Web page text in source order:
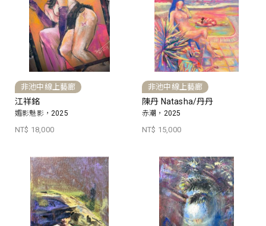
非池中線上藝廊
江祥銘
媚影魅影，2025
NT$ 18,000
非池中線上藝廊
陳丹 Natasha/丹丹
赤潮，2025
NT$ 15,000